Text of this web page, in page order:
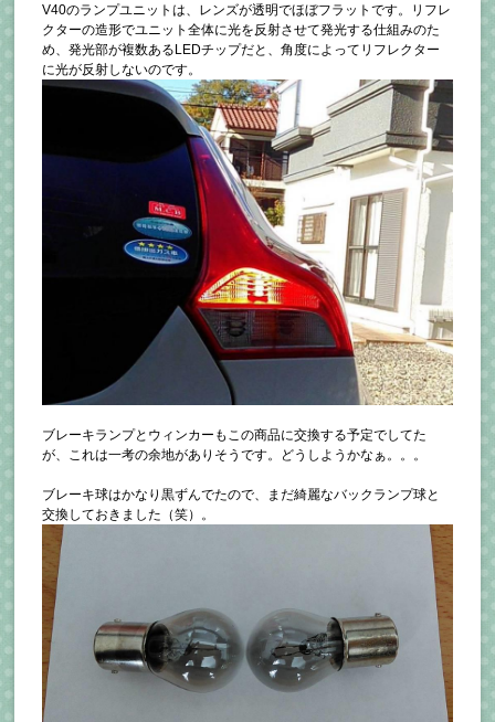
V40のランプユニットは、レンズが透明でほぼフラットです。リフレ
クターの造形でユニット全体に光を反射させて発光する仕組みのた
め、発光部が複数あるLEDチップだと、角度によってリフレクター
に光が反射しないのです。
ブレーキランプとウィンカーもこの商品に交換する予定でしてた
が、これは一考の余地がありそうです。どうしようかなぁ。。。
ブレーキ球はかなり黒ずんでたので、まだ綺麗なバックランプ球と
交換しておきました（笑）。